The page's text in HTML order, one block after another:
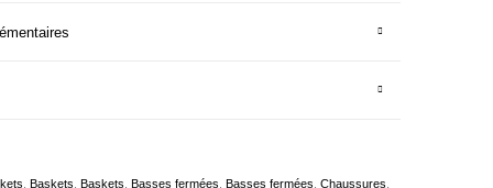
Baskets Baskets Basses fermées Basses fermées Chaussures